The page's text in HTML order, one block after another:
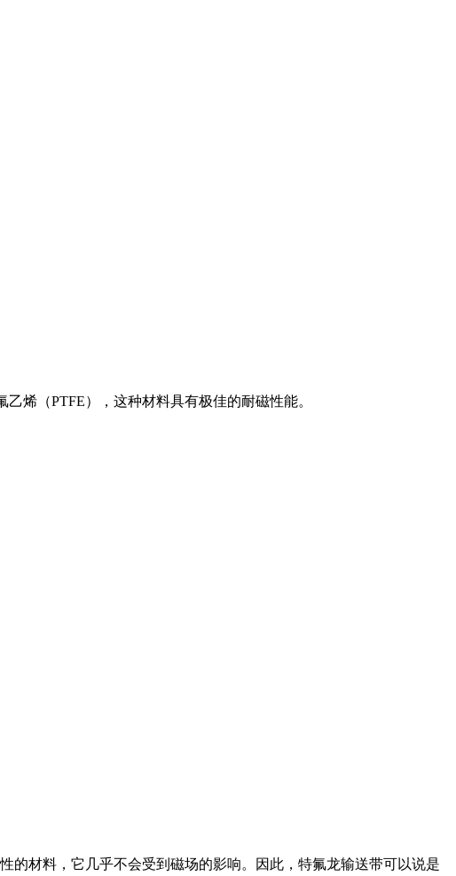
烯（PTFE），这种材料具有极佳的耐磁性能。
的材料，它几乎不会受到磁场的影响。因此，特氟龙输送带可以说是